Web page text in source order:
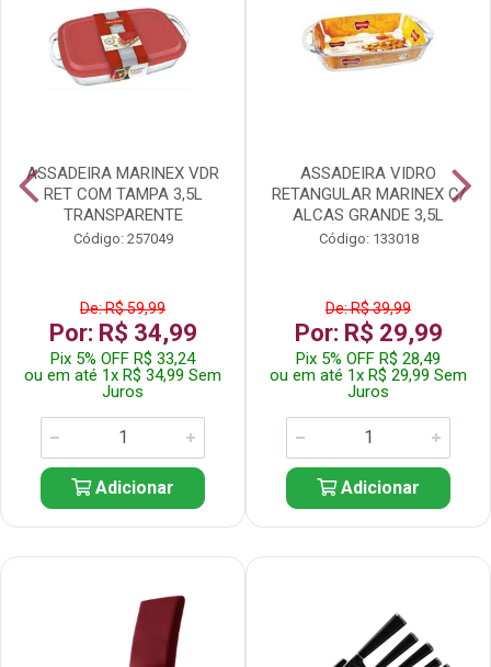
ASSADEIRA MARINEX VDR
RET COM TAMPA 3,5L
TRANSPARENTE
Código: 257049
De: R$ 59,99
Por: R$ 34,99
Pix 5% OFF R$ 33,24
ou em até 1x R$ 34,99 Sem
Juros
Adicionar
ASSADEIRA VIDRO
RETANGULAR MARINEX C/
ALCAS GRANDE 3,5L
Código: 133018
De: R$ 39,99
Por: R$ 29,99
Pix 5% OFF R$ 28,49
ou em até 1x R$ 29,99 Sem
Juros
Adicionar